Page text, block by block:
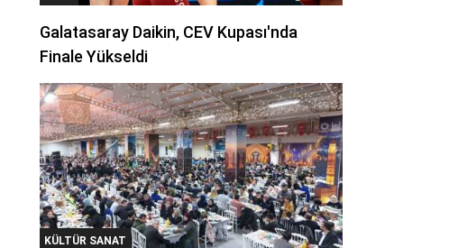
Galatasaray Daikin, CEV Kupası'nda
Finale Yükseldi
KÜLTÜR SANAT